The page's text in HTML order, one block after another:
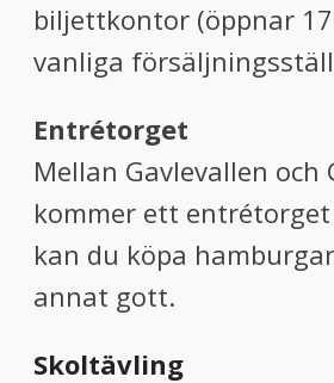
biljettkontor (öppnar
vanliga
Entrétorget
Mellan Gavlevallen och
kommer ett
kan du köpa
annat gott.
Skoltävling